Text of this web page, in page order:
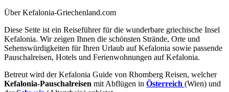
Über Kefalonia-Griechenland.com
Diese Seite ist ein Reiseführer für die wunderbare griechische Insel
Kefalonia. Wir zeigen Ihnen die schönsten Strände, Orte und
Sehenswürdigkeiten für Ihren Urlaub auf Kefalonia sowie passende
Pauschalreisen, Hotels und Ferienwohnungen auf Kefalonia.
Betreut wird der Kefalonia Guide von Rhomberg Reisen, welcher
Kefalonia-Pauschalreisen mit Abflügen in Österreich (Wien) und